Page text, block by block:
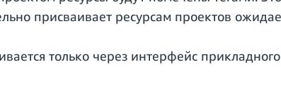
присваивает ресурсам проектов
только через интерфейс прикладного